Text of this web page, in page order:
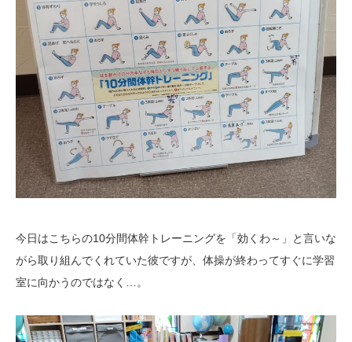
今日はこちらの10分間体幹トレーニングを「効くわ～」と言いな
がら取り組んでくれていた彼ですが、体操が終わってすぐに学習
室に向かうのではなく…。